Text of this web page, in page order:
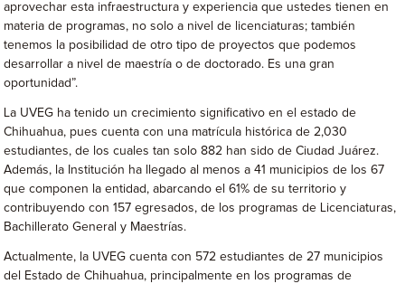
aprovechar esta infraestructura y experiencia que ustedes tienen en
materia de programas, no solo a nivel de licenciaturas; también
tenemos la posibilidad de otro tipo de proyectos que podemos
desarrollar a nivel de maestría o de doctorado. Es una gran
oportunidad”.
La UVEG ha tenido un crecimiento significativo en el estado de
Chihuahua, pues cuenta con una matrícula histórica de 2,030
estudiantes, de los cuales tan solo 882 han sido de Ciudad Juárez.
Además, la Institución ha llegado al menos a 41 municipios de los 67
que componen la entidad, abarcando el 61% de su territorio y
contribuyendo con 157 egresados, de los programas de Licenciaturas,
Bachillerato General y Maestrías.
Actualmente, la UVEG cuenta con 572 estudiantes de 27 municipios
del Estado de Chihuahua, principalmente en los programas de